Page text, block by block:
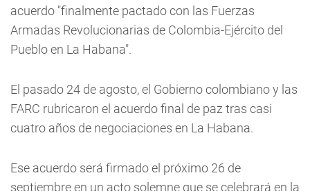
acuerdo "finalmente pactado con las Fuerzas
Armadas Revolucionarias de Colombia-Ejército del
Pueblo en La Habana".
El pasado 24 de agosto, el Gobierno colombiano y las
FARC rubricaron el acuerdo final de paz tras casi
cuatro años de negociaciones en La Habana.
Ese acuerdo será firmado el próximo 26 de
septiembre en un acto solemne que se celebrará en la